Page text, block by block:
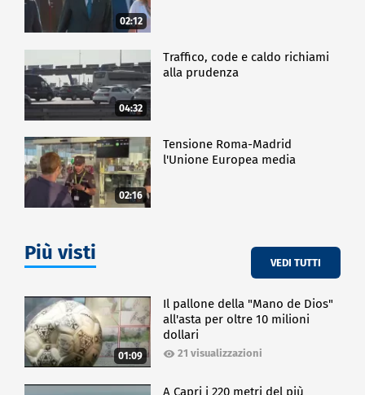
02:12
04:32
Traffico, code e caldo richiami
alla prudenza
02:16
Tensione Roma-Madrid
l'Unione Europea media
Più visti VEDI TUTTI
01:09
Il pallone della "Mano de Dios"
all'asta per oltre 10 milioni
dollari
21 visualizzazioni
A Capri i 220 metri del più